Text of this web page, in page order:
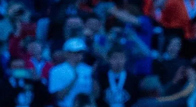
Sport